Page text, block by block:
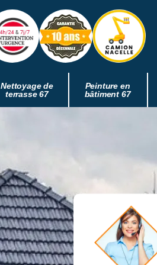
Nettoyage de
terrasse 67
Peinture en
bâtiment 67